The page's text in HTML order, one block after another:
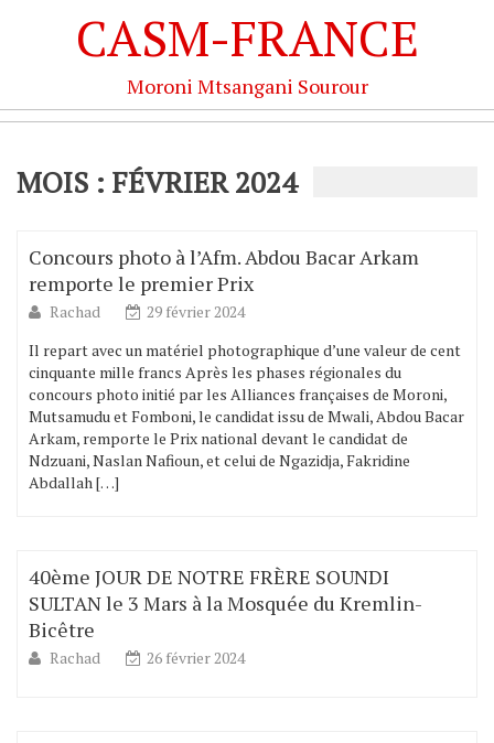
CASM-FRANCE
Moroni Mtsangani Sourour
MOIS : FÉVRIER 2024
Concours photo à l’Afm. Abdou Bacar Arkam
remporte le premier Prix
Rachad
29 février 2024
Il repart avec un matériel photographique d’une valeur de cent
cinquante mille francs Après les phases régionales du
concours photo initié par les Alliances françaises de Moroni,
Mutsamudu et Fomboni, le candidat issu de Mwali, Abdou Bacar
Arkam, remporte le Prix national devant le candidat de
Ndzuani, Naslan Nafioun, et celui de Ngazidja, Fakridine
Abdallah […]
40ème JOUR DE NOTRE FRÈRE SOUNDI
SULTAN le 3 Mars à la Mosquée du Kremlin-
Bicêtre
Rachad 26 février 2024